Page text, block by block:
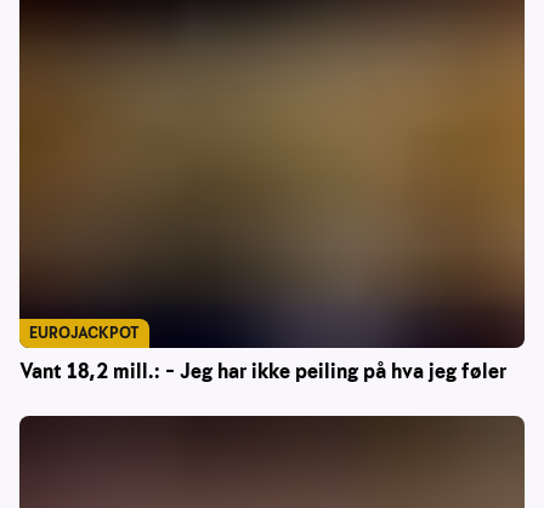
Vant 18,2 mill.: – Jeg har ikke peiling på hva jeg føler
EUROJACKPOT